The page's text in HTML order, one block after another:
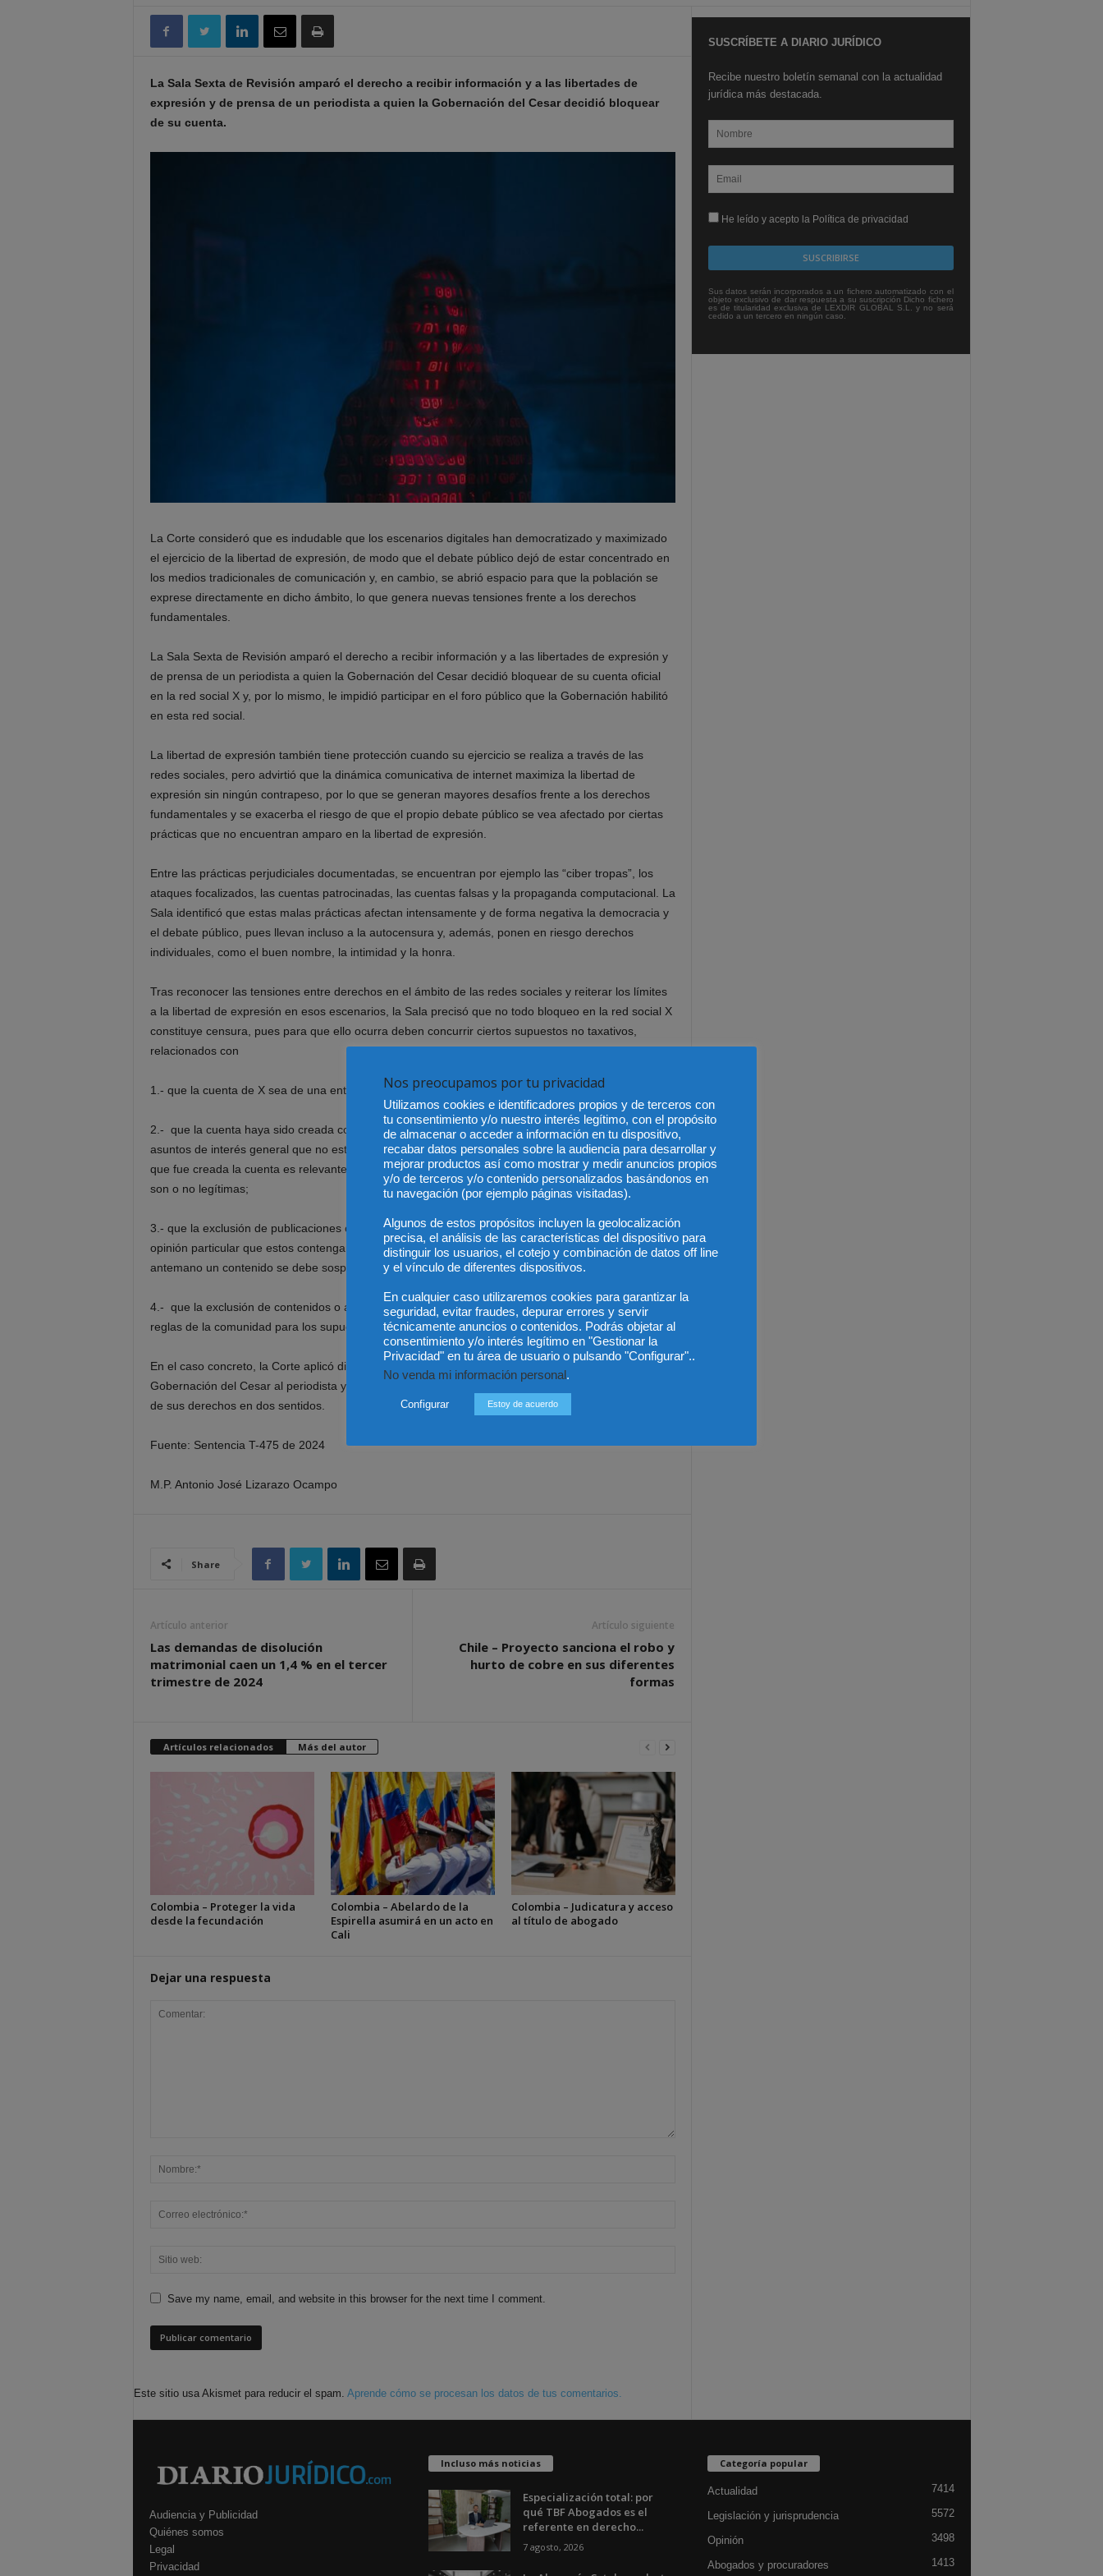
La Sala Sexta de Revisión amparó el derecho a recibir información y a las libertades de
expresión y de prensa de un periodista a quien la Gobernación del Cesar decidió bloquear
de su cuenta.
La Corte consideró que es indudable que los escenarios digitales han democratizado y maximizado
el ejercicio de la libertad de expresión, de modo que el debate público dejó de estar concentrado en
los medios tradicionales de comunicación y, en cambio, se abrió espacio para que la población se
exprese directamente en dicho ámbito, lo que genera nuevas tensiones frente a los derechos
fundamentales.
La Sala Sexta de Revisión amparó el derecho a recibir información y a las libertades de expresión y
de prensa de un periodista a quien la Gobernación del Cesar decidió bloquear de su cuenta oficial
en la red social X y, por lo mismo, le impidió participar en el foro público que la Gobernación habilitó
en esta red social.
La libertad de expresión también tiene protección cuando su ejercicio se realiza a través de las
redes sociales, pero advirtió que la dinámica comunicativa de internet maximiza la libertad de
expresión sin ningún contrapeso, por lo que se generan mayores desafíos frente a los derechos
fundamentales y se exacerba el riesgo de que el propio debate público se vea afectado por ciertas
prácticas que no encuentran amparo en la libertad de expresión.
Entre las prácticas perjudiciales documentadas, se encuentran por ejemplo las “ciber tropas”, los
ataques focalizados, las cuentas patrocinadas, las cuentas falsas y la propaganda computacional. La
Sala identificó que estas malas prácticas afectan intensamente y de forma negativa la democracia y
el debate público, pues llevan incluso a la autocensura y, además, ponen en riesgo derechos
individuales, como el buen nombre, la intimidad y la honra.
Tras reconocer las tensiones entre derechos en el ámbito de las redes sociales y reiterar los límites
a la libertad de expresión en esos escenarios, la Sala precisó que no todo bloqueo en la red social X
constituye censura, pues para que ello ocurra deben concurrir ciertos supuestos no taxativos,
relacionados con
1.- que la cuenta de X sea de una entidad pública y se emplee para fines públicos;
2.- que la cuenta haya sido creada con la finalidad clara de interactuar con la población sobre
asuntos de interés general que no estén previamente delimitados, es decir que el propósito con el
que fue creada la cuenta es relevante para determinar si las limitaciones que se fijen a los usuarios
son o no legítimas;
3.- que la exclusión de publicaciones o de participantes no responda a un criterio neutral sino a la
opinión particular que estos contengan o expresen, pues cuando el bloqueo busca impedir de
antemano un contenido se debe sospechar la censura; y
4.- que la exclusión de contenidos o actores no sea el resultado de un proceso previsto en las
reglas de la comunidad para los supuestos de incumplimiento de las mismas.
En el caso concreto, la Corte aplicó dichos criterios y consideró que el bloqueo por parte de la
Gobernación del Cesar al periodista y usuario de X sí constituyó una censura que resultó violatoria
de sus derechos en dos sentidos.
Fuente: Sentencia T-475 de 2024
M.P. Antonio José Lizarazo Ocampo
Share
Artículo anterior
Las demandas de disolución
matrimonial caen un 1,4 % en el tercer
trimestre de 2024
Artículo siguiente
Chile – Proyecto sanciona el robo y
hurto de cobre en sus diferentes
formas
Artículos relacionados Más del autor
Colombia – Proteger la vida
desde la fecundación
Colombia – Abelardo de la
Espirella asumirá en un acto en
Cali
Colombia – Judicatura y acceso
al título de abogado
Dejar una respuesta
Save my name, email, and website in this browser for the next time I comment.
Este sitio usa Akismet para reducir el spam. Aprende cómo se procesan los datos de tus comentarios.
SUSCRÍBETE A DIARIO JURÍDICO
Recibe nuestro boletín semanal con la actualidad
jurídica más destacada.
He leído y acepto la Política de privacidad
Sus datos serán incorporados a un fichero automatizado con el
objeto exclusivo de dar respuesta a su suscripción Dicho fichero
es de titularidad exclusiva de LEXDIR GLOBAL S.L. y no será
cedido a un tercero en ningún caso.
Audiencia y Publicidad
Quiénes somos
Legal
Privacidad
Incluso más noticias
Especialización total: por
qué TBF Abogados es el
referente en derecho...
7 agosto, 2026
Categoría popular
Actualidad 7414
Legislación y jurisprudencia 5572
Opinión 3498
Abogados y procuradores 1413
Nos preocupamos por tu privacidad
Utilizamos cookies e identificadores propios y de terceros con
tu consentimiento y/o nuestro interés legítimo, con el propósito
de almacenar o acceder a información en tu dispositivo,
recabar datos personales sobre la audiencia para desarrollar y
mejorar productos así como mostrar y medir anuncios propios
y/o de terceros y/o contenido personalizados basándonos en
tu navegación (por ejemplo páginas visitadas).
Algunos de estos propósitos incluyen la geolocalización
precisa, el análisis de las características del dispositivo para
distinguir los usuarios, el cotejo y combinación de datos off line
y el vínculo de diferentes dispositivos.
En cualquier caso utilizaremos cookies para garantizar la
seguridad, evitar fraudes, depurar errores y servir
técnicamente anuncios o contenidos. Podrás objetar al
consentimiento y/o interés legítimo en "Gestionar la
Privacidad" en tu área de usuario o pulsando "Configurar"..
No venda mi información personal .
Configurar Estoy de acuerdo